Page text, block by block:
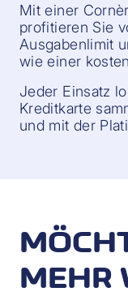
Mit einer
profitieren Sie
Ausgabenlimit
wie einer
Jeder Einsatz
Kreditkarte
und mit der
MEHR